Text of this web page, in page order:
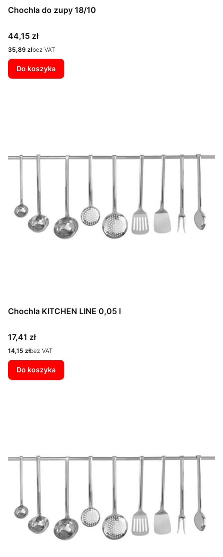
Chochla do zupy 18/10
Cena
44,15 zł
Cena
35,89 złbez VAT
Do koszyka
Chochla KITCHEN LINE 0,05 l
Cena
17,41 zł
Cena
14,15 złbez VAT
Do koszyka